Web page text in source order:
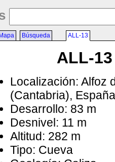
Mapa Búsqueda ALL-13
ALL-13
Localización: Alfoz
(Cantabria), España
Desarrollo: 83 m
Desnivel: 11 m
Altitud: 282 m
Tipo: Cueva